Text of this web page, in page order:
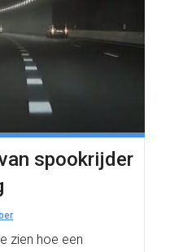
spookrijder
zien hoe een